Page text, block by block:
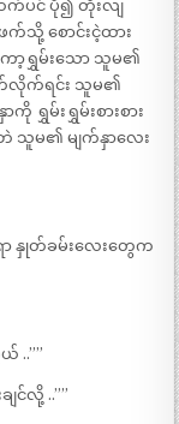
ပင် ပို၍ တိုးလျ
သို့ စောင်းငဲ့ထား
ာ့ရွှမ်းသော သူမ၏
တ်လိုက်ရင်း သူမ၏
ရွှမ်းရွှမ်းစားစား
သူမ၏ မျက်နှာလေး
ာ နှုတ်ခမ်းလေးတွေက
..””
င်လို့ ..””